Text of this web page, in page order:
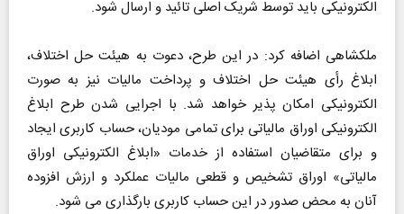
الکترونیکی باید توسط شریک اصلی تائید و ارسال شود.
ملکشاهی اضافه کرد: در این طرح، دعوت به هیئت حل اختلاف،
ابلاغ رأی هیئت حل اختلاف و پرداخت مالیات نیز به صورت
الکترونیکی امکان پذیر خواهد شد. با اجرایی شدن طرح ابلاغ
الکترونیکی اوراق مالیاتی برای تمامی مودیان، حساب کاربری ایجاد
و برای متقاضیان استفاده از خدمات «ابلاغ الکترونیکی اوراق
مالیاتی» اوراق تشخیص و قطعی مالیات عملکرد و ارزش افزوده
آنان به محض صدور در این حساب کاربری بارگذاری می شود.